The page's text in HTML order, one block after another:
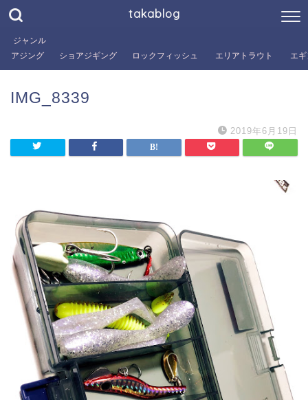
takablog
ジャンル
アジング
ショアジギング ロックフィッシュ エリアトラウト エ
IMG_8339
2019年6月19日